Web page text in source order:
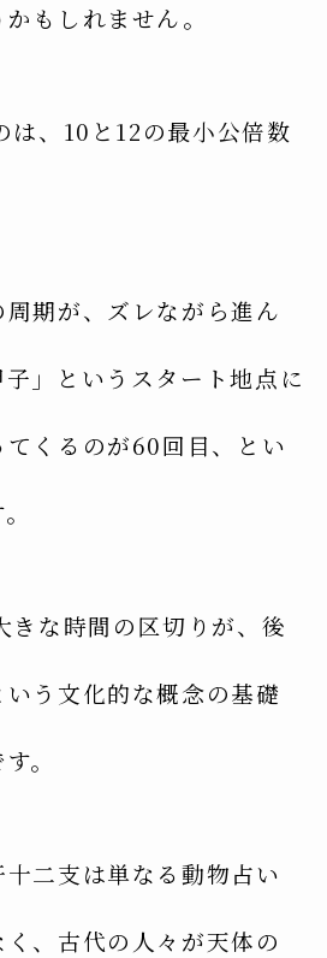
もしれません。
は、10と12の最小公倍数
期が、ズレながら進ん
」というスタート地点に
くるのが60回目、とい
きな時間の区切りが、後
う文化的な概念の基礎
。
二支は単なる動物占い
、古代の人々が天体の